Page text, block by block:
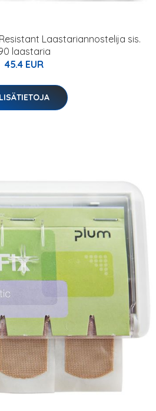
Laastariannostelija sis.
laastaria
45.4 EUR
LISÄTIETOJA